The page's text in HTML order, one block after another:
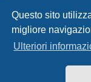
Questo sito
migliore
Ulteriori
Non puoirispondere negli
Non puoimodificare i tuoi
Non puoicancellare i tuoi
Non puoi
inviare allegati